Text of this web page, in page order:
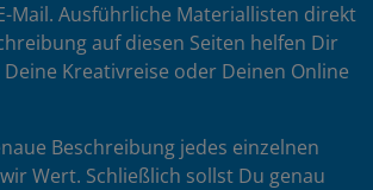
Mail. Ausführliche Materiallisten direkt
auf diesen Seiten helfen Dir
Kreativreise oder Deinen Online
Beschreibung jedes einzelnen
Wert. Schließlich sollst Du genau